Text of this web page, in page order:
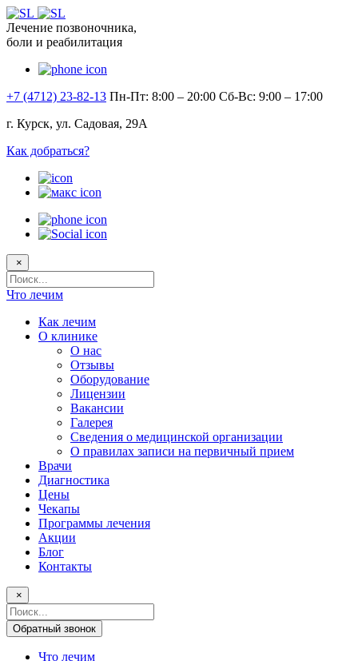
Лечение позвоночника,
боли и реабилитация
+7 (4712) 23-82-13 Пн-Пт: 8:00 – 20:00 Сб-Вс: 9:00 – 17:00
г. Курск, ул. Садовая, 29А
Как добраться?
×
Поисковый
запрос
Что лечим
Как лечим
О клинике
О нас
Отзывы
Оборудование
Лицензии
Вакансии
Галерея
Сведения о медицинской организации
О правилах записи на первичный прием
Врачи
Диагностика
Цены
Чекапы
Программы лечения
Акции
Блог
Контакты
×
Поисковый
запрос
Обратный звонок
Что лечим